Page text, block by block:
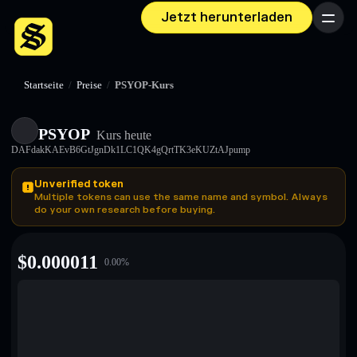
Jetzt herunterladen Menü
Startseite / Preise / PSYOP-Kurs
PSYOP Kurs heute
DAFdakKAEvB6GtJgnDk1LC1QK4gQrtTK3eKUZtAJpump
Unverified token
Multiple tokens can use the same name and symbol. Always
do your own research before buying.
$0.000011 0.00%